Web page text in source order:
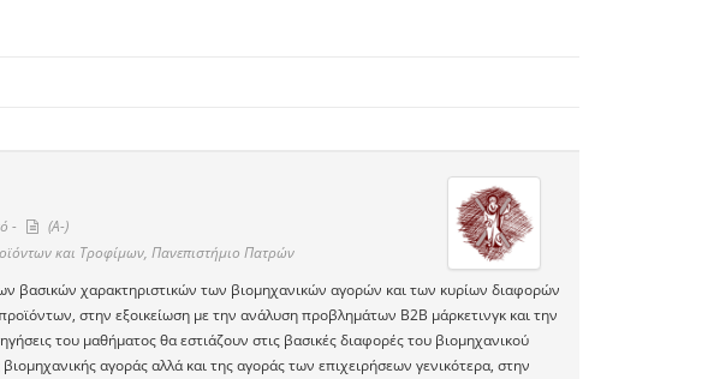
-
(A-)
και Τροφίμων, Πανεπιστήμιο Πατρών
βασικών χαρακτηριστικών των βιομηχανικών αγορών και των κυρίων διαφορών
στην εξοικείωση με την ανάλυση προβλημάτων Β2Β μάρκετινγκ και την
του μαθήματος θα εστιάζουν στις βασικές διαφορές του βιομηχανικού
αγοράς αλλά και της αγοράς των επιχειρήσεων γενικότερα, στην